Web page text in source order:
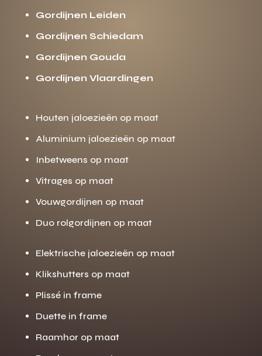
Gordijnen Leiden
Gordijnen Schiedam
Gordijnen Gouda
Gordijnen Vlaardingen
Houten jaloezieën op maat
Aluminium jaloezieën op maat
Inbetweens op maat
Vitrages op maat
Vouwgordijnen op maat
Duo rolgordijnen op maat
Elektrische jaloezieën op maat
Klikshutters op maat
Plissé in frame
Duette in frame
Raamhor op maat